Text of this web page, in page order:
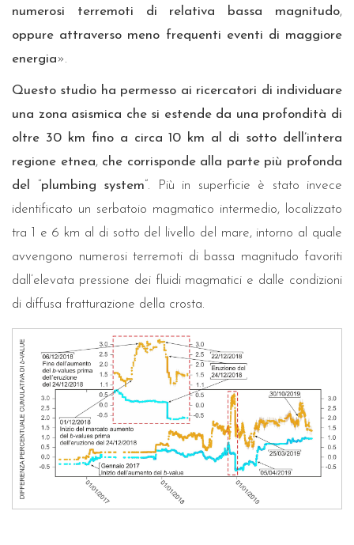
numerosi terremoti di relativa bassa magnitudo,
oppure attraverso meno frequenti eventi di maggiore
energia».
Questo studio ha permesso ai ricercatori di individuare
una zona asismica che si estende da una profondità di
oltre 30 km fino a circa 10 km al di sotto dell’intera
regione etnea, che corrisponde alla parte più profonda
del
“plumbing system”. Più in superficie è stato invece
identificato un serbatoio magmatico intermedio, localizzato
tra 1 e 6 km al di sotto del livello del mare, intorno al quale
avvengono numerosi terremoti di bassa magnitudo favoriti
dall’elevata pressione dei fluidi magmatici e dalle condizioni
di diffusa fratturazione della crosta.